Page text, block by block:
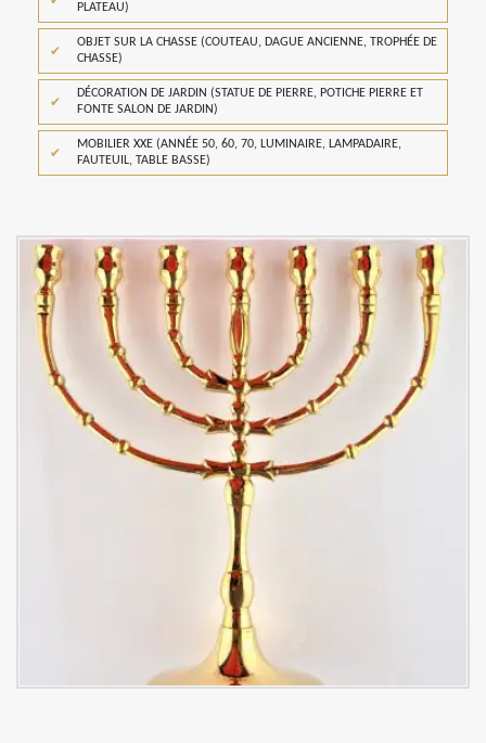
PLATEAU)
OBJET SUR LA CHASSE (COUTEAU, DAGUE ANCIENNE, TROPHÉE DE
CHASSE)
DÉCORATION DE JARDIN (STATUE DE PIERRE, POTICHE PIERRE ET
FONTE SALON DE JARDIN)
MOBILIER XXE (ANNÉE 50, 60, 70, LUMINAIRE, LAMPADAIRE,
FAUTEUIL, TABLE BASSE)